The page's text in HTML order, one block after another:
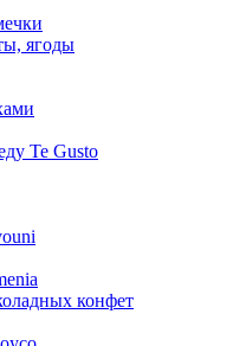
ягоды
Te Gusto
конфет